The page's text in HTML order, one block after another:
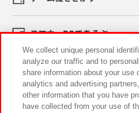
スマホ・PCであそぶ
イベント・キャンペーン
We collect unique personal
analyze our traffic and to
share information about your use
analytics and advertising
other information that you have
have collected from your use of